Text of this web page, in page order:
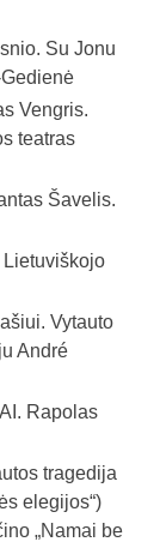
Su Jonu
Vengris.
teatras
Šavelis.
Vytauto
André
Rapolas
tragedija
elegijos“)
„Na­mai be